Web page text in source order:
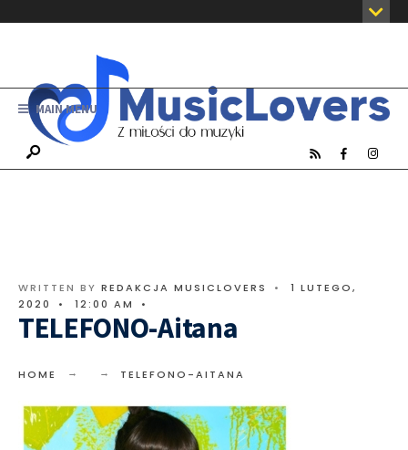
MAIN MENU
WRITTEN BY REDAKCJA MUSICLOVERS •
1 LUTEGO,
2020
• 12:00 AM •
TELEFONO-Aitana
HOME TELEFONO-AITANA